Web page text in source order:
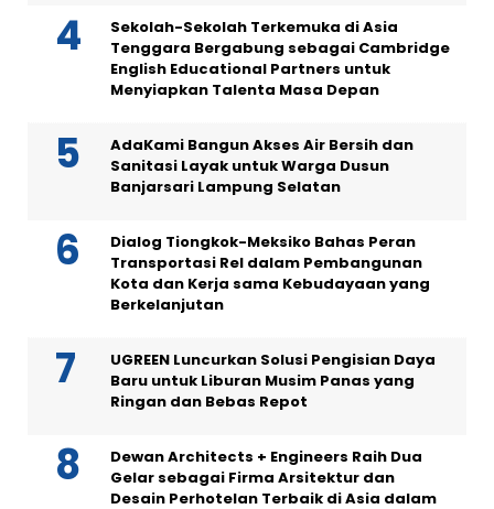
Sekolah-Sekolah Terkemuka di Asia
Tenggara Bergabung sebagai Cambridge
English Educational Partners untuk
Menyiapkan Talenta Masa Depan
AdaKami Bangun Akses Air Bersih dan
Sanitasi Layak untuk Warga Dusun
Banjarsari Lampung Selatan
Dialog Tiongkok-Meksiko Bahas Peran
Transportasi Rel dalam Pembangunan
Kota dan Kerja sama Kebudayaan yang
Berkelanjutan
UGREEN Luncurkan Solusi Pengisian Daya
Baru untuk Liburan Musim Panas yang
Ringan dan Bebas Repot
Dewan Architects + Engineers Raih Dua
Gelar sebagai Firma Arsitektur dan
Desain Perhotelan Terbaik di Asia dalam